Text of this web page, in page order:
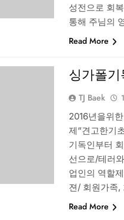
성전으로 회
통해 주님의
Read More
싱가폴
TJ Baek
2016년을위
제“견고한기
기독인부터
선으로/테러
업인의 역할
젼/ 회원가족,
Read More